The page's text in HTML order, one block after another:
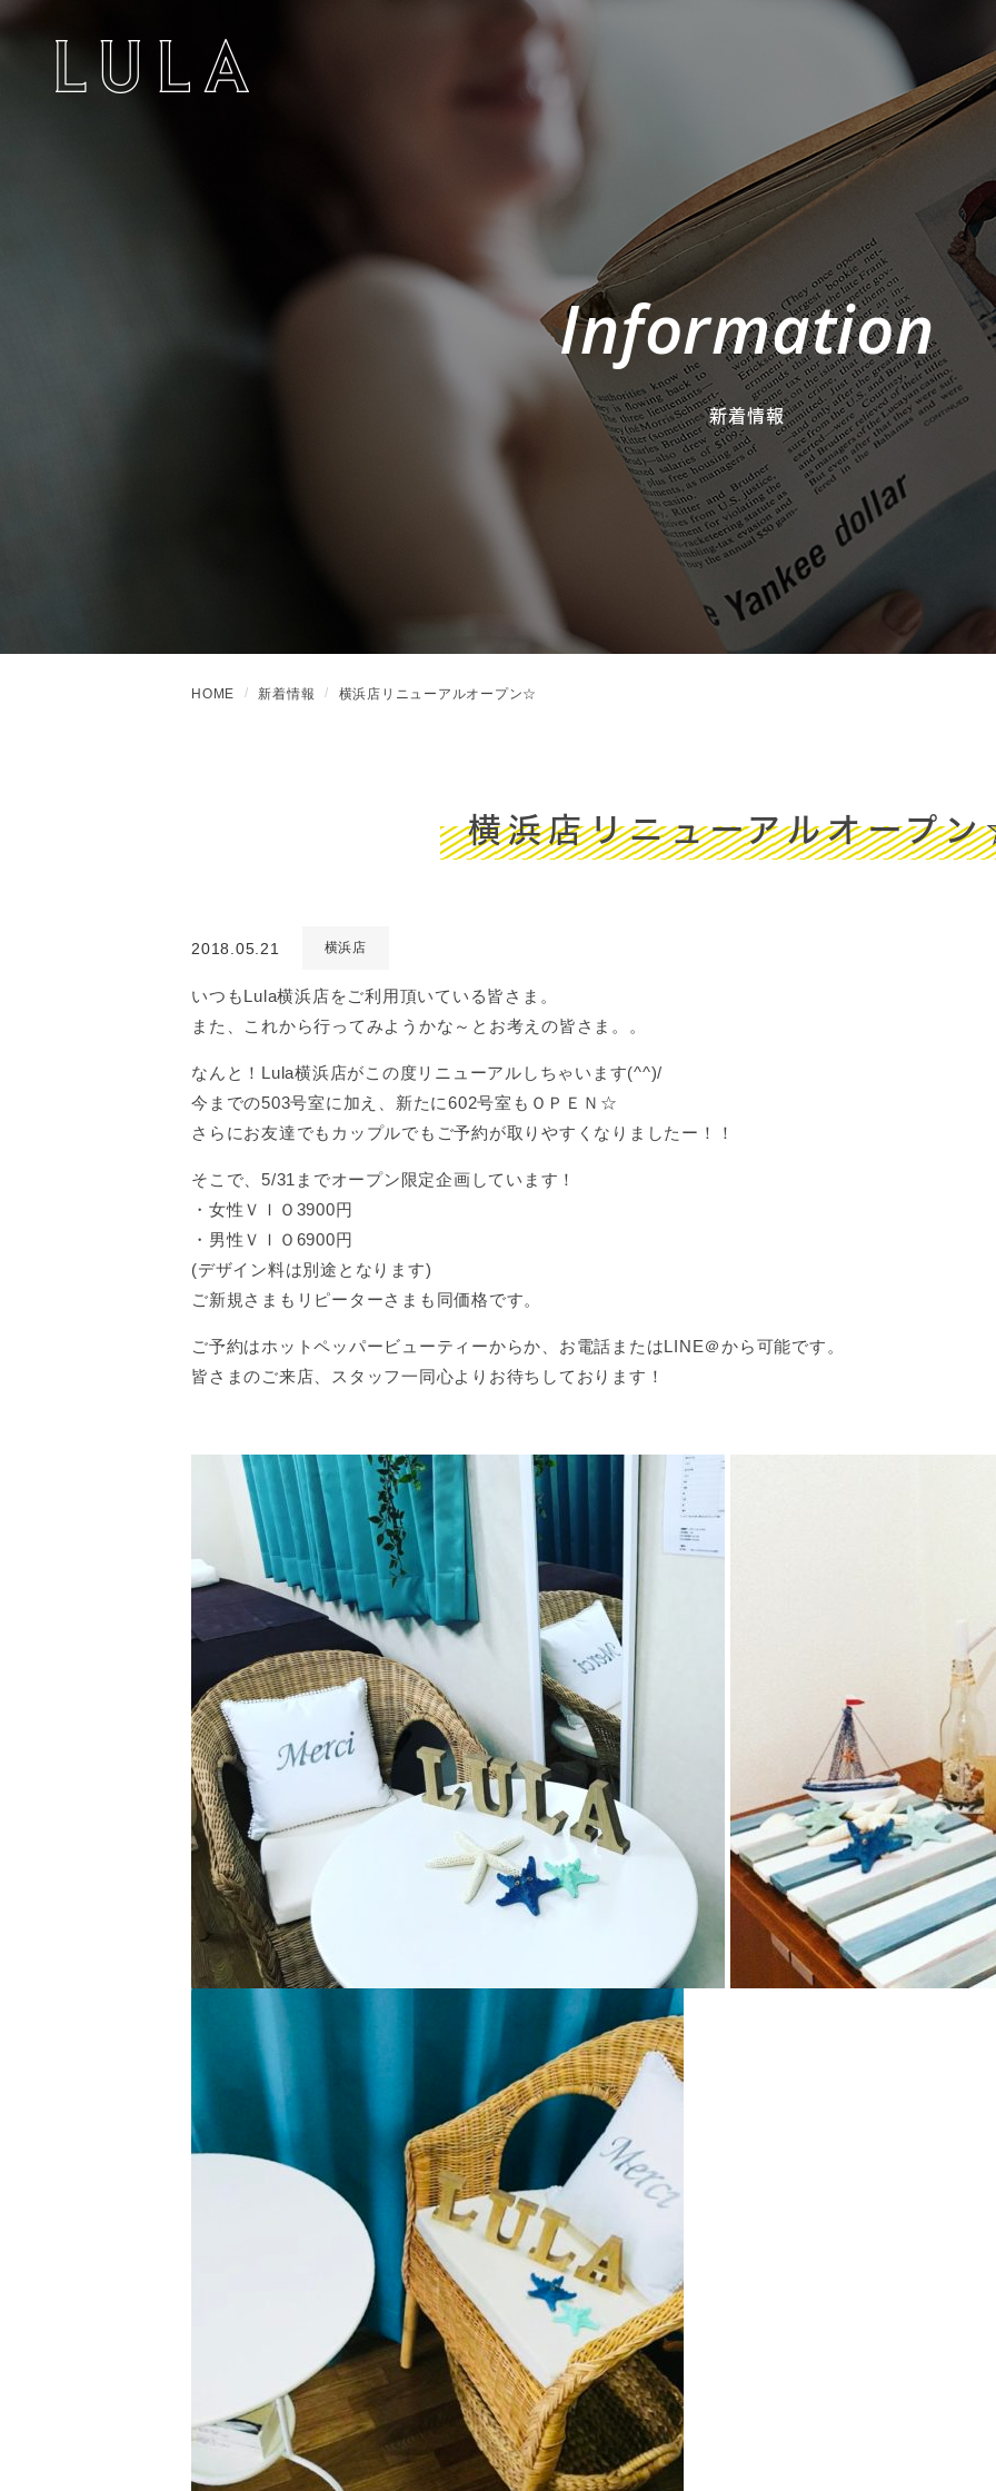
Information
新着情報
HOME 新着情報 横浜店リニューアルオープン☆
横浜店リニューアルオープ
2018.05.21 横浜店
いつもLula横浜店をご利用頂いている皆さま。
また、これから行ってみようかな～とお考えの皆さま。。
なんと！Lula横浜店がこの度リニューアルしちゃいます(^^)/
今までの503号室に加え、新たに602号室もＯＰＥＮ☆
さらにお友達でもカップルでもご予約が取りやすくなりましたー！！
そこで、5/31までオープン限定企画しています！
・女性ＶＩＯ3900円
・男性ＶＩＯ6900円
(デザイン料は別途となります)
ご新規さまもリピーターさまも同価格です。
ご予約はホットペッパービューティーからか、お電話またはLINE＠から可能です。
皆さまのご来店、スタッフ一同心よりお待ちしております！